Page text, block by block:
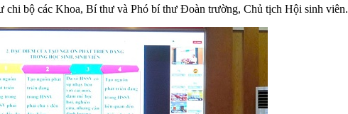
bộ các Khoa, Bí thư và Phó bí thư Đoàn trường, Chủ tịch Hội sinh viên.